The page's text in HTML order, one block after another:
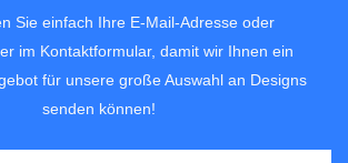
Sie einfach Ihre E-Mail-Adresse oder
im Kontaktformular, damit wir Ihnen ein
für unsere große Auswahl an Designs
senden können!